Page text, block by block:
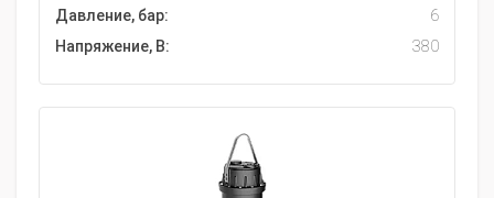
Давление, бар:
6
Напряжение, В:
380